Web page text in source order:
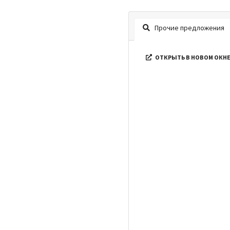
Прочие предложения
ОТКРЫТЬ В НОВОМ